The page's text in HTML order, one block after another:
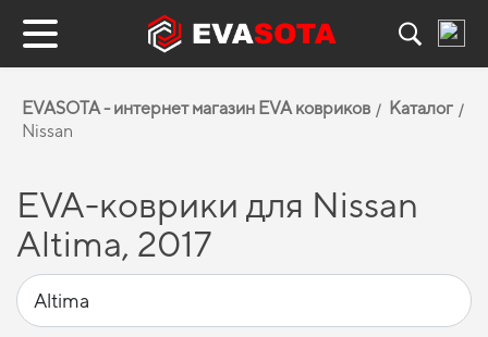
EVASOTA - интернет магазин EVA ковриков
Каталог
Nissan
EVA-коврики для Nissan
Altima, 2017